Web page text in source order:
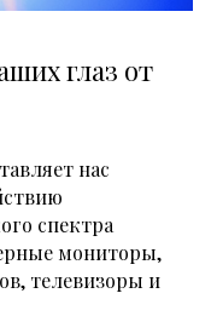
глаз от
нас
спектра
мониторы,
телевизоры и